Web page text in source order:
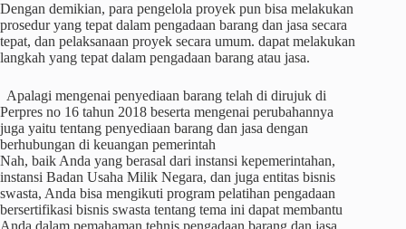
Dengan demikian, para pengelola proyek pun bisa melakukan
prosedur yang tepat dalam pengadaan barang dan jasa secara
tepat, dan pelaksanaan proyek secara umum. dapat melakukan
langkah yang tepat dalam pengadaan barang atau jasa.
Apalagi mengenai penyediaan barang telah di dirujuk di
Perpres no 16 tahun 2018 beserta mengenai perubahannya
juga yaitu tentang penyediaan barang dan jasa dengan
berhubungan di keuangan pemerintah
Nah, baik Anda yang berasal dari instansi kepemerintahan,
instansi Badan Usaha Milik Negara, dan juga entitas bisnis
swasta, Anda bisa mengikuti program pelatihan pengadaan
bersertifikasi bisnis swasta tentang tema ini dapat membantu
Anda dalam pemahaman tehnis pengadaan barang dan jasa